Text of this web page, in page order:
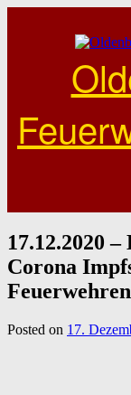
17.12.2020
Corona
Feuerwehren
Posted on 17.